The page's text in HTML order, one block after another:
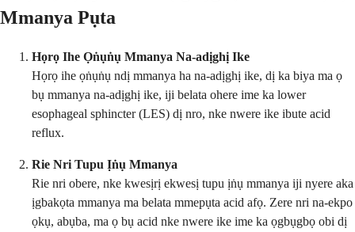
Mmanya Pụta
Họrọ Ihe Ọṅụṅụ Mmanya Na-adịghị Ike
Họrọ ihe ọṅụṅụ ndị mmanya ha na-adịghị ike, dị ka biya ma ọ
bụ mmanya na-adịghị ike, iji belata ohere ime ka lower
esophageal sphincter (LES) dị nro, nke nwere ike ibute acid
reflux.
Rie Nri Tupu Ịṅụ Mmanya
Rie nri obere, nke kwesịrị ekwesị tupu ịṅụ mmanya iji nyere aka
ịgbakọta mmanya ma belata mmepụta acid afọ. Zere nri na-ekpo
ọkụ, abụba, ma ọ bụ acid nke nwere ike ime ka ọgbụgbọ obi dị